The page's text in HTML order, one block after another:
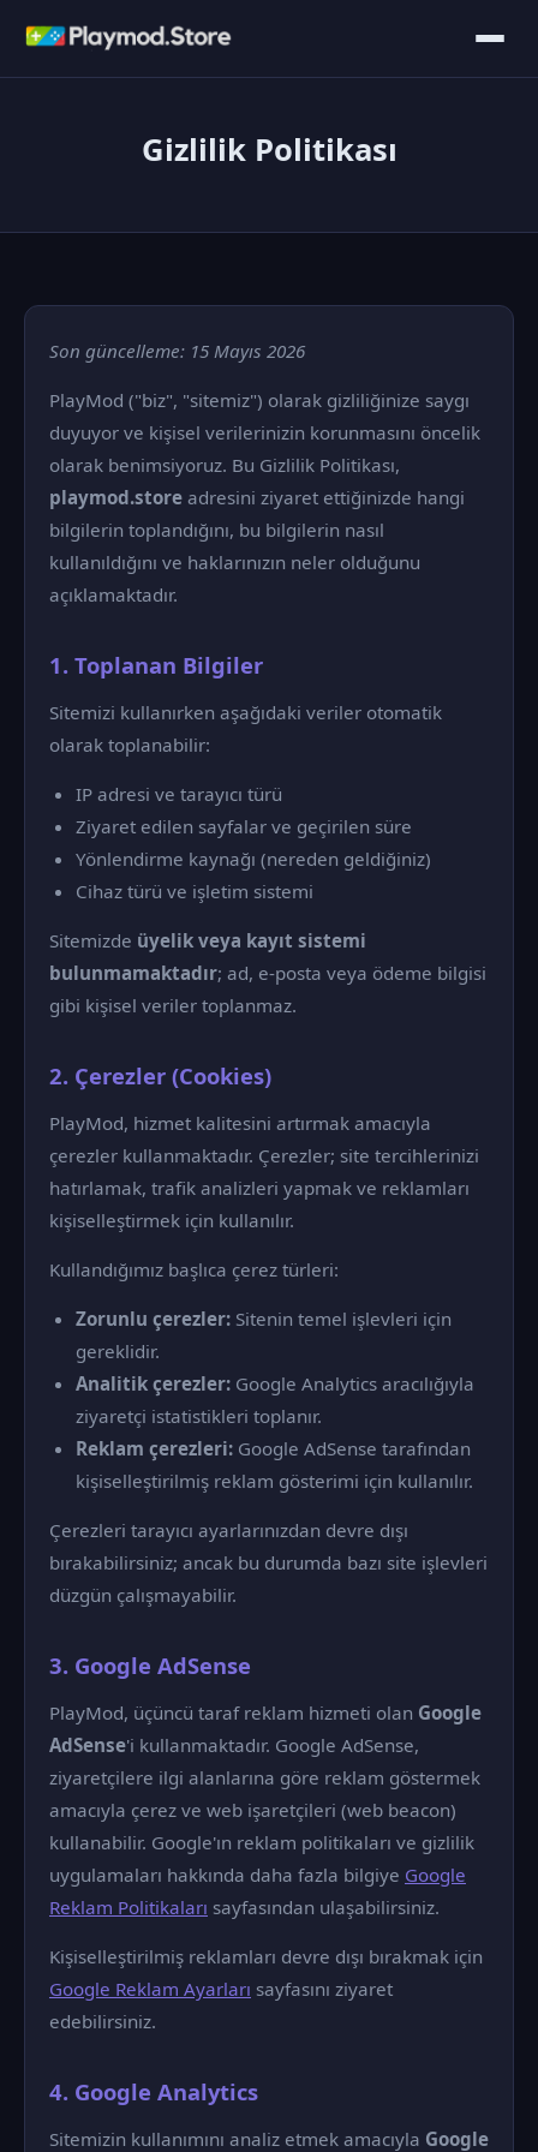
Gizlilik Politikası
Son güncelleme: 15 Mayıs 2026
PlayMod ("biz", "sitemiz") olarak gizliliğinize saygı
duyuyor ve kişisel verilerinizin korunmasını öncelik
olarak benimsiyoruz. Bu Gizlilik Politikası,
playmod.store adresini ziyaret ettiğinizde hangi
bilgilerin toplandığını, bu bilgilerin nasıl
kullanıldığını ve haklarınızın neler olduğunu
açıklamaktadır.
1. Toplanan Bilgiler
Sitemizi kullanırken aşağıdaki veriler otomatik
olarak toplanabilir:
IP adresi ve tarayıcı türü
Ziyaret edilen sayfalar ve geçirilen süre
Yönlendirme kaynağı (nereden geldiğiniz)
Cihaz türü ve işletim sistemi
Sitemizde üyelik veya kayıt sistemi
bulunmamaktadır; ad, e-posta veya ödeme bilgisi
gibi kişisel veriler toplanmaz.
2. Çerezler (Cookies)
PlayMod, hizmet kalitesini artırmak amacıyla
çerezler kullanmaktadır. Çerezler; site tercihlerinizi
hatırlamak, trafik analizleri yapmak ve reklamları
kişiselleştirmek için kullanılır.
Kullandığımız başlıca çerez türleri:
Zorunlu çerezler: Sitenin temel işlevleri için
gereklidir.
Analitik çerezler: Google Analytics aracılığıyla
ziyaretçi istatistikleri toplanır.
Reklam çerezleri: Google AdSense tarafından
kişiselleştirilmiş reklam gösterimi için kullanılır.
Çerezleri tarayıcı ayarlarınızdan devre dışı
bırakabilirsiniz; ancak bu durumda bazı site işlevleri
düzgün çalışmayabilir.
3. Google AdSense
PlayMod, üçüncü taraf reklam hizmeti olan Google
AdSense'i kullanmaktadır. Google AdSense,
ziyaretçilere ilgi alanlarına göre reklam göstermek
amacıyla çerez ve web işaretçileri (web beacon)
kullanabilir. Google'ın reklam politikaları ve gizlilik
uygulamaları hakkında daha fazla bilgiye Google
Reklam Politikaları sayfasından ulaşabilirsiniz.
Kişiselleştirilmiş reklamları devre dışı bırakmak için
Google Reklam Ayarları sayfasını ziyaret
edebilirsiniz.
4. Google Analytics
Sitemizin kullanımını analiz etmek amacıyla Google